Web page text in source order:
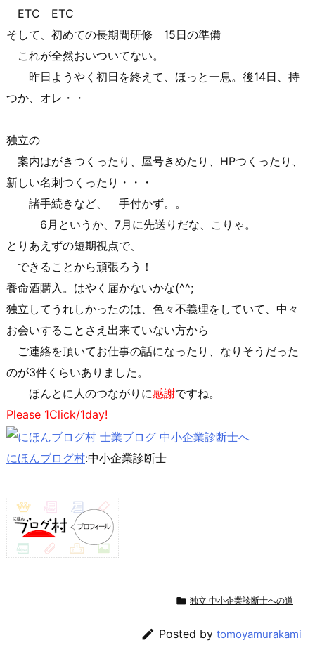
ETC ETC
そして、初めての長期間研修 15日の準備
これが全然おいついてない。
昨日ようやく初日を終えて、ほっと一息。後14日、持
つか、オレ・・
独立の
案内はがきつくったり、屋号きめたり、HPつくったり、
新しい名刺つくったり・・・
諸手続きなど、 手付かず。。
6月というか、7月に先送りだな、こりゃ。
とりあえずの短期視点で、
できることから頑張ろう！
養命酒購入。はやく届かないかな(^^;
独立してうれしかったのは、色々不義理をしていて、中々
お会いすることさえ出来ていない方から
ご連絡を頂いてお仕事の話になったり、なりそうだった
のが3件くらいありました。
ほんとに人のつながりに感謝ですね。
Please 1Click/1day!
にほんブログ村:中小企業診断士
 独立 中小企業診断士への道
 Posted by tomoyamurakami